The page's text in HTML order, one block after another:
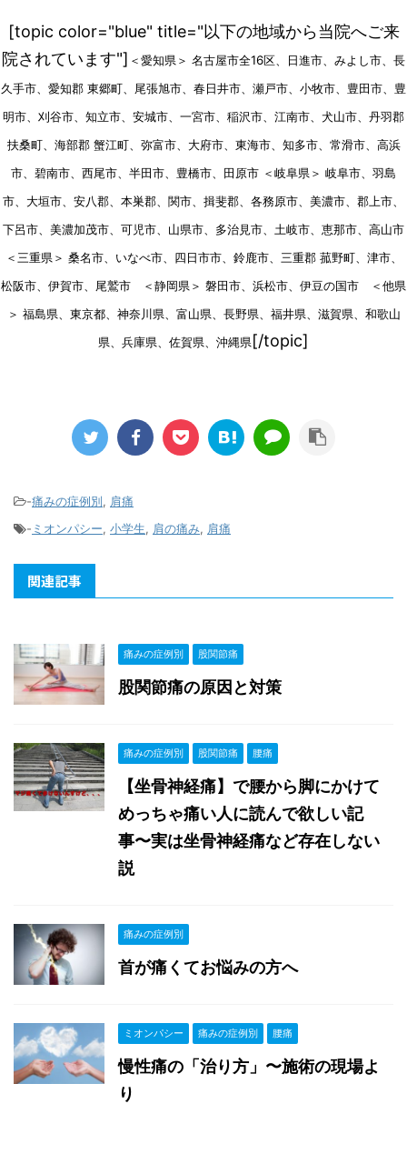
[topic color="blue" title="以下の地域から当院へご来
院されています"] ＜愛知県＞ 名古屋市全16区、日進市、みよし市、長
久手市、愛知郡 東郷町、尾張旭市、春日井市、瀬戸市、小牧市、豊田市、豊
明市、刈谷市、知立市、安城市、一宮市、稲沢市、江南市、犬山市、丹羽郡
扶桑町、海部郡 蟹江町、弥富市、大府市、東海市、知多市、常滑市、高浜
市、碧南市、西尾市、半田市、豊橋市、田原市 ＜岐阜県＞ 岐阜市、羽島
市、大垣市、安八郡、本巣郡、関市、揖斐郡、各務原市、美濃市、郡上市、
下呂市、美濃加茂市、可児市、山県市、多治見市、土岐市、恵那市、高山市
＜三重県＞ 桑名市、いなべ市、四日市市、鈴鹿市、三重郡 菰野町、津市、
松阪市、伊賀市、尾鷲市 ＜静岡県＞ 磐田市、浜松市、伊豆の国市 ＜他県
＞ 福島県、東京都、神奈川県、富山県、長野県、福井県、滋賀県、和歌山
県、兵庫県、佐賀県、沖縄県[/topic]
-痛みの症例別, 肩痛
- ミオンパシー, 小学生, 肩の痛み, 肩痛
関連記事
痛みの症例別 股関節痛
股関節痛の原因と対策
痛みの症例別 股関節痛 腰痛
【坐骨神経痛】で腰から脚にかけて
めっちゃ痛い人に読んで欲しい記
事〜実は坐骨神経痛など存在しない
説
痛みの症例別
首が痛くてお悩みの方へ
ミオンパシー 痛みの症例別 腰痛
慢性痛の「治り方」〜施術の現場よ
り